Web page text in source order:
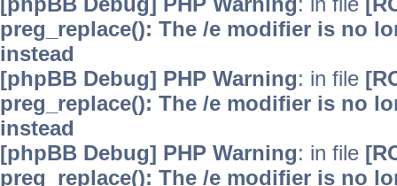
preg_replace(): The /e modifier is no
instead
[phpBB Debug] PHP Warning: in file
preg_replace(): The /e modifier is no
instead
[phpBB Debug] PHP Warning: in file
preg_replace(): The /e modifier is no